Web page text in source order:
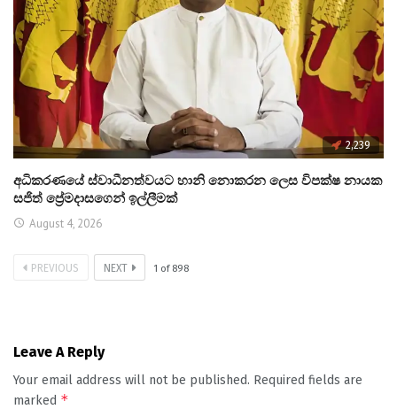
2,239
අධිකරණයේ ස්වාධීනත්වයට හානි නොකරන ලෙස විපක්ෂ නායක
සජිත් ප්‍රේමදාසගෙන් ඉල්ලීමක්
August 4, 2026
PREVIOUS NEXT 1 of 898
Leave A Reply
Your email address will not be published. Required fields are
marked *